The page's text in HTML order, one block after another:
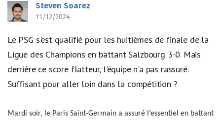
Steven Soarez
11/12/2024
Le PSG s'est qualifié pour les huitièmes de finale de la
Ligue des Champions en battant Salzbourg 3-0. Mais
derrière ce score flatteur, l'équipe n'a pas rassuré.
Suffisant pour aller loin dans la compétition ?
Mardi soir, le Paris Saint-Germain a assuré l’essentiel en battant